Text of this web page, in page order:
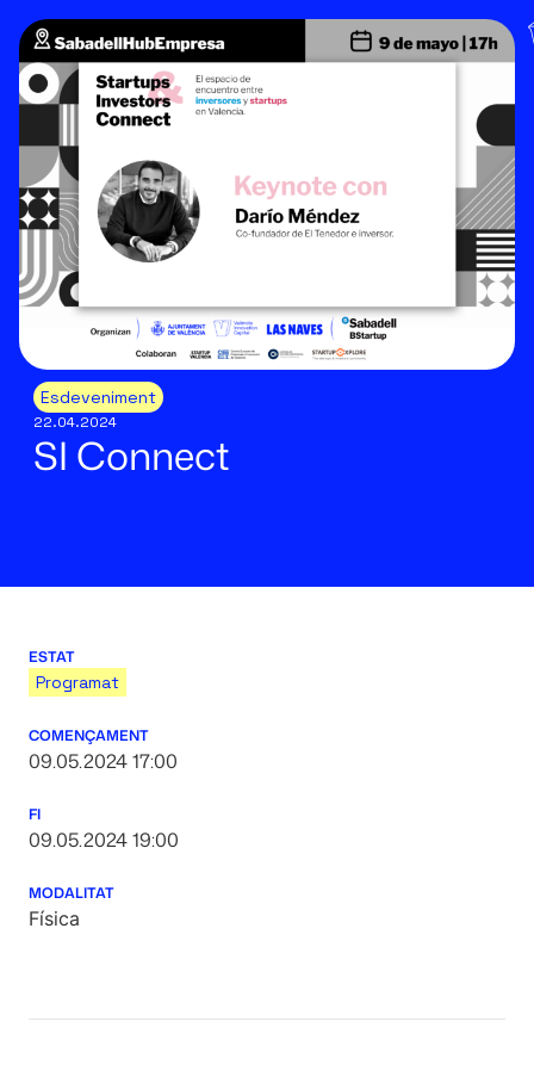
Esdeveniment
22.04.2024
SI Connect
ESTAT
Programat
COMENÇAMENT
09.05.2024 17:00
FI
09.05.2024 19:00
MODALITAT
Física